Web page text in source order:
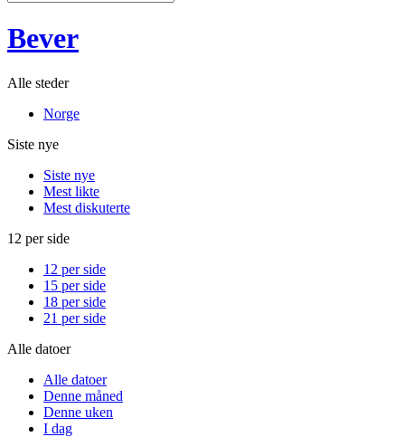
Bever
Alle steder
Norge
Siste nye
Siste nye
Mest likte
Mest diskuterte
12 per side
12 per side
15 per side
18 per side
21 per side
Alle datoer
Alle datoer
Denne måned
Denne uken
I dag